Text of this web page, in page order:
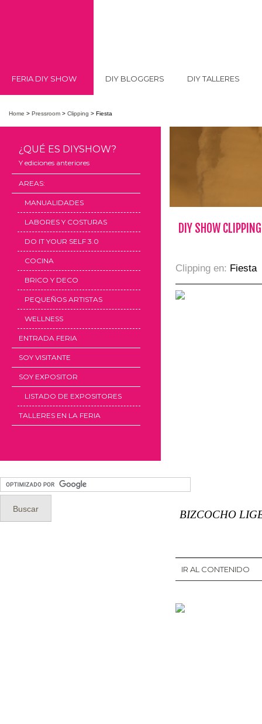
FERIA DIY SHOW DIY BLOGGERS DIY TALLERES
Home > Pressroom > Clipping > Fiesta
¿QUÉ ES DIYSHOW?
Y ediciones anteriores
AREAS:
MANUALIDADES
LABORES Y COSTURAS
DO IT YOUR SELF 3.0
COCINA
BRICO Y DECO
PEQUEÑOS ARTISTAS
WELLNESS
ENTRADA FERIA
SOY VISITANTE
SOY EXPOSITOR
LISTADO DE EXPOSITORES
TALLERES EN LA FERIA
DIY SHOW CLIPPING
Clipping en: Fiesta
BIZCOCHO
IR AL CONTENIDO